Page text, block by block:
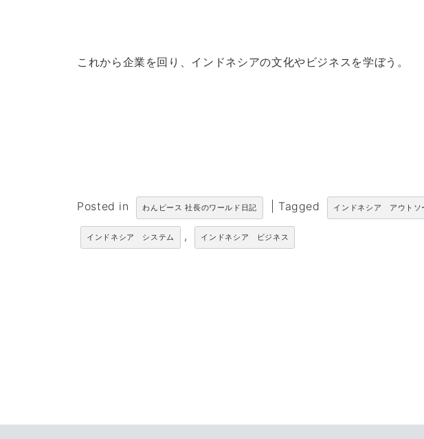
これから企業を回り、インドネシアの文化やビジネスを学ぼう。
Posted in わんピース 社長のワールド日記 Tagged インドネシア アウトソ
インドネシア システム , インドネシア ビジネス